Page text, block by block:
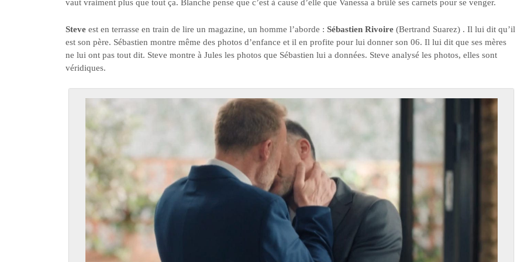
vaut vraiment plus que tout ça. Blanche pense que c’est à cause d’elle que Vanessa a brûlé ses carnets pour se venger.
Steve est en terrasse en train de lire un magazine, un homme l’aborde : Sébastien Rivoire (Bertrand Suarez) . Il lui dit qu’il
est son père. Sébastien montre même des photos d’enfance et il en profite pour lui donner son 06. Il lui dit que ses mères
ne lui ont pas tout dit. Steve montre à Jules les photos que Sébastien lui a données. Steve analysé les photos, elles sont
véridiques.